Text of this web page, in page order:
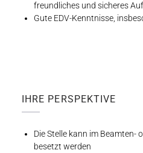
freundliches und sicheres
Gute EDV-Kenntnisse,
IHRE PERSPEKTIVE
Die Stelle kann im
besetzt werden